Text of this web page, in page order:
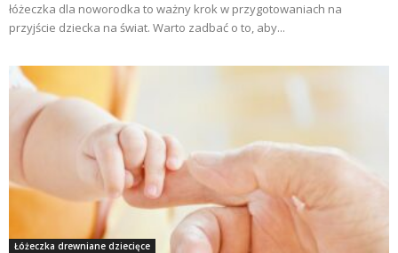
łóżeczka dla noworodka to ważny krok w przygotowaniach na
przyjście dziecka na świat. Warto zadbać o to, aby...
Łóżeczka drewniane dziecięce